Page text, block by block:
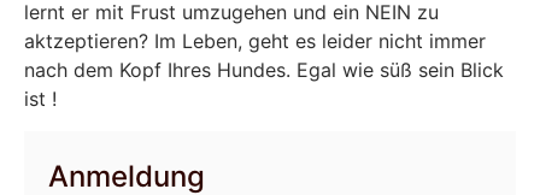
lernt er mit Frust umzugehen und ein NEIN zu
aktzeptieren? Im Leben, geht es leider nicht immer
nach dem Kopf Ihres Hundes. Egal wie süß sein Blick
ist !
Anmeldung